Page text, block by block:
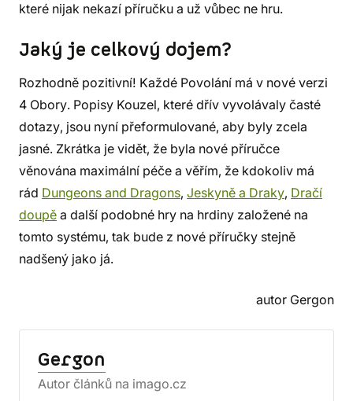
které nijak nekazí příručku a už vůbec ne hru.
Jaký je celkový dojem?
Rozhodně pozitivní! Každé Povolání má v nové verzi
4 Obory. Popisy Kouzel, které dřív vyvolávaly časté
dotazy, jsou nyní přeformulované, aby byly zcela
jasné. Zkrátka je vidět, že byla nové příručce
věnována maximální péče a věřím, že kdokoliv má
rád Dungeons and Dragons, Jeskyně a Draky, Dračí
doupě a další podobné hry na hrdiny založené na
tomto systému, tak bude z nové příručky stejně
nadšený jako já.
autor Gergon
Gergon
Autor článků na imago.cz